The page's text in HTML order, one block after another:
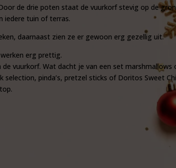
de drie poten staat de vuurkorf stevig op de
iedere tuin of terras.
daarnaast zien ze er gewoon erg gezellig uit.
erg prettig.
vuurkorf. Wat dacht je van een set marshmallows
pinda’s, pretzel sticks of Doritos Sweet